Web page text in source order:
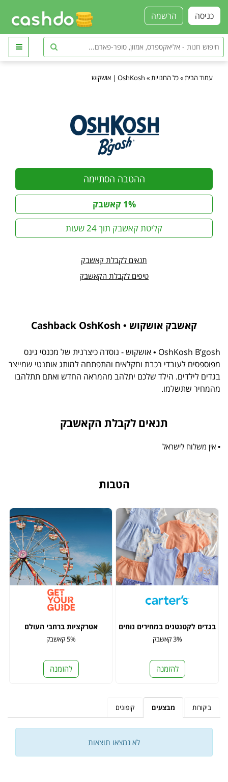
הרשמה כניסה
עמוד הבית »כל החנויות » OshKosh | אושקוש
ההטבה הסתיימה
1% קאשבק
קליטת קאשבק תוך 24 שעות
תנאים לקבלת קאשבק
טיפים לקבלת הקאשבק
קאשבק אושקוש • Cashback OshKosh
OshKosh B’gosh • אושקוש - נוסדה כיצרנית של מכנסי גינס
מפוספסים לעובדי רכבת וחקלאים והתפתחה למותג אותנטי שמייצר
בגדים לילדים. הילד שלכם יתלהב מהמראה החדש ואתם תתלהבו
מהמחיר שתשלמו.
תנאים לקבלת הקאשבק
• אין משלוח לישראל
הטבות
בגדים לקטנטנים במחירים נוחים
3% קאשבק
להזמנה
אטרקציות ברחבי העולם
5% קאשבק
להזמנה
ביקורות מבצעים קופונים
לא נמצאו תוצאות